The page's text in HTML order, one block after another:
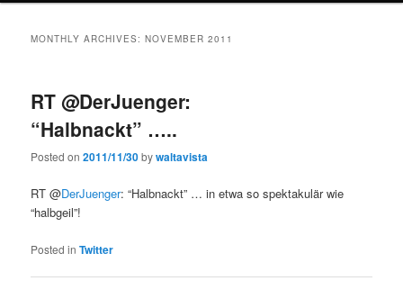
MONTHLY ARCHIVES:NOVEMBER 2011
RT @DerJuenger:
“Halbnackt” …..
Posted on2011/11/30bywaltavista
RT @DerJuenger: “Halbnackt” … in etwa so spektakulär wie
“halbgeil”!
Posted in Twitter